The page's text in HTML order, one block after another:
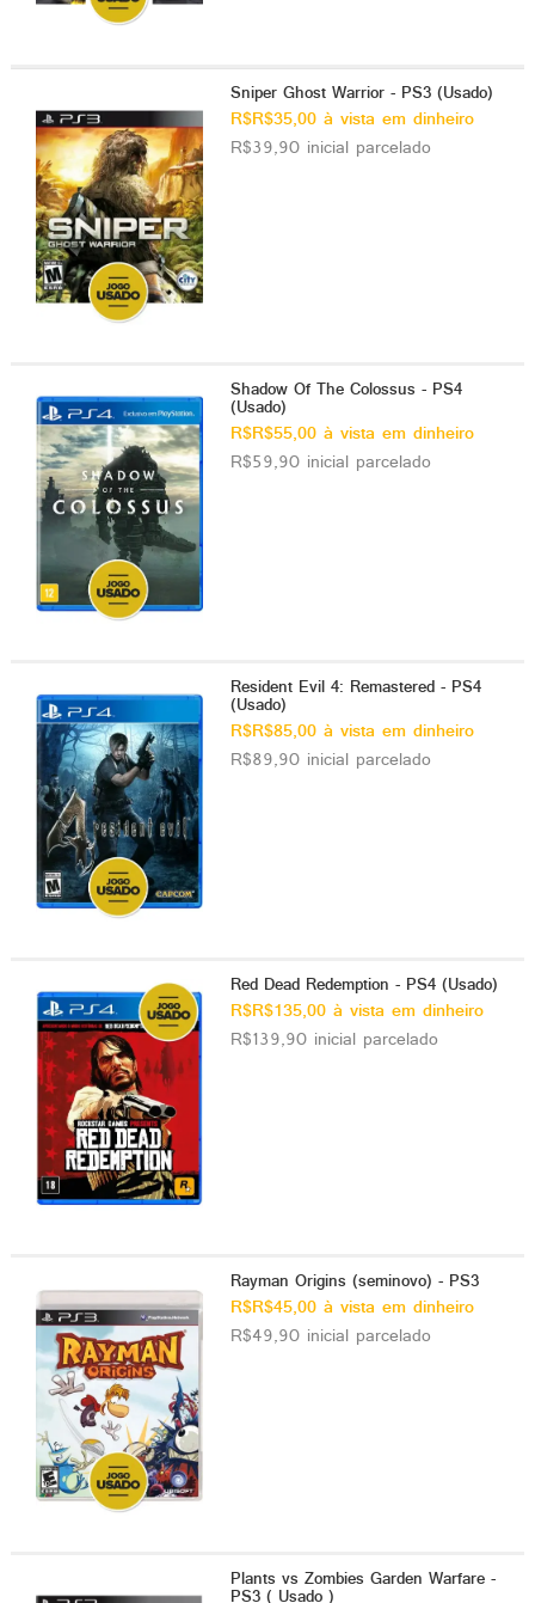
Sniper Ghost Warrior - PS3 (Usado)
R$R$35,00 à vista em dinheiro
R$39,90 inicial parcelado
Shadow Of The Colossus - PS4
(Usado)
R$R$55,00 à vista em dinheiro
R$59,90 inicial parcelado
Resident Evil 4: Remastered - PS4
(Usado)
R$R$85,00 à vista em dinheiro
R$89,90 inicial parcelado
Red Dead Redemption - PS4 (Usado)
R$R$135,00 à vista em dinheiro
R$139,90 inicial parcelado
Rayman Origins (seminovo) - PS3
R$R$45,00 à vista em dinheiro
R$49,90 inicial parcelado
Plants vs Zombies Garden Warfare -